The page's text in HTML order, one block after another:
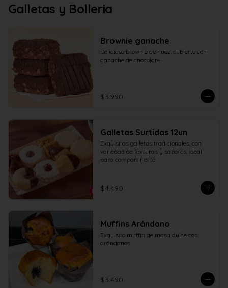
Galletas y Bolleria
Brownie ganache
Delicioso brownie de nuez, cubierto con
ganache de chocolate
$3.990
Galletas Surtidas 12un
Exquisitas galletas tradicionales, con
variedad de texturas y sabores, ideal
para compartir el té
$4.490
Muffins Arándano
Exquisito muffin de masa dulce con
arándanos
$3.490